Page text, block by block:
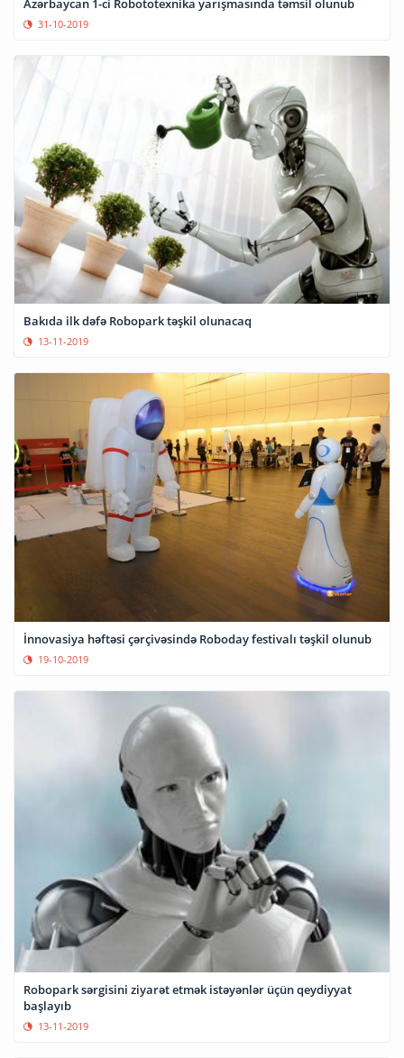
Azərbaycan 1-ci Robototexnika yarışmasında təmsil olunub
31-10-2019
Bakıda ilk dəfə Robopark təşkil olunacaq
13-11-2019
İnnovasiya həftəsi çərçivəsində Roboday festivalı təşkil olunub
19-10-2019
Robopark sərgisini ziyarət etmək istəyənlər üçün qeydiyyat
başlayıb
13-11-2019